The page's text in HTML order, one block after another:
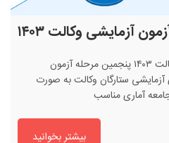
آزمایشی وکالت ۱۴۰۳
پنجمین مرحله آزمون آزمایشی وکالت ۱۴۰۳ پنجمین مرحله آزمون
| آزمون های آزمایشی ستارگان وکالت به صورت
آماری مناسب
بیشتر بخوانید